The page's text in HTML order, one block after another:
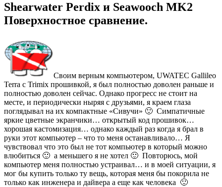
Shearwater Perdix и Seawooch MK2
Поверхностное сравнение.
Своим верным компьютером, UWATEC Gallileo
Terra с Trimix прошивкой, я был полностью доволен раньше и
полностью доволен сейчас. Однако прогресс не стоит на
месте, и периодически ныряя с друзьями, я краем глаза
поглядывал на их компактные «Сивучи» 🙂 Симпатичные
яркие цветные экранчики… открытый код прошивок…
хорошая кастомизация… однако каждый раз когда я брал в
руки этот компьютер – что то меня останавливало… Я
чувствовал что это был не тот компьютер в который можно
влюбиться 🙂 а меньшего я не хотел 🙂 Повторюсь, мой
компьютер меня полностью устраивал… и в моей ситуации, я
мог бы купить только ту вещь, которая меня бы покорила не
только как инженера и дайвера а еще как человека 🙂